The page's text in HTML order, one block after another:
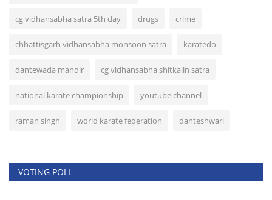
cg vidhansabha satra 5th day drugs crime
chhattisgarh vidhansabha monsoon satra karatedo
dantewada mandir cg vidhansabha shitkalin satra
national karate championship youtube channel
raman singh world karate federation danteshwari
VOTING POLL